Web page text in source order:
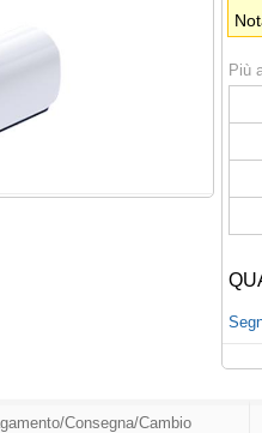
Più
Consegna/Cambio